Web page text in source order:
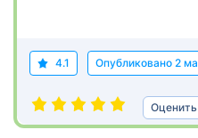
4.1 Опубликовано 2
Оценить